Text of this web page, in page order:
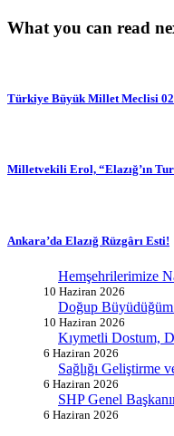
What you can read
Türkiye Büyük Millet Meclisi 02
Milletvekili Erol, “Elazığ’ın
Ankara’da Elazığ Rüzgârı Esti!
Hemşehrilerimize
10 Haziran 2026
Doğup
10 Haziran 2026
Kıymetli Dostum,
6 Haziran 2026
Sağlığı Geliştirme
6 Haziran 2026
SHP Genel
6 Haziran 2026